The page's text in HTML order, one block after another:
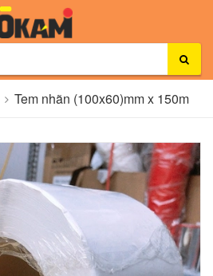
Tem nhãn (100x60)mm x 150m